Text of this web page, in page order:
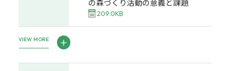
の森づくり活動の意義と課題
209.0KB
VIEW MORE